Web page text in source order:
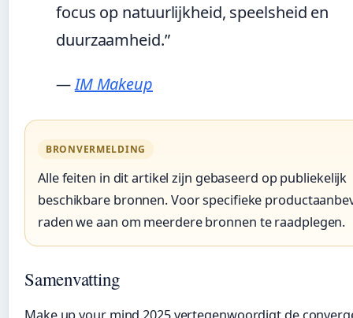
focus op natuurlijkheid, speelsheid en
duurzaamheid.”
—IM Makeup
BRONVERMELDING
Alle feiten in dit artikel zijn gebaseerd op publiekelijk
beschikbare bronnen. Voor specifieke
raden we aan om meerdere bronnen te raadplegen.
Samenvatting